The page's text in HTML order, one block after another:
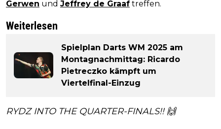
Gerwen und Jeffrey de Graaf treffen.
Weiterlesen
Spielplan Darts WM 2025 am
Montagnachmittag: Ricardo
Pietreczko kämpft um
Viertelfinal-Einzug
RYDZ INTO THE QUARTER-FINALS!! 🙌